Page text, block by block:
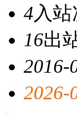
4入
16出
2016-
2026-